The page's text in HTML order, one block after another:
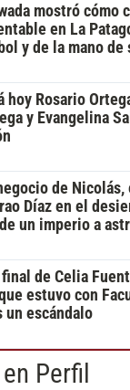
mostró cómo
en La
y de la mano de
hoy Rosario
y Evangelina
de Nicolás,
Díaz en el
un imperio a
de Celia
estuvo con
un escándalo
Perfil